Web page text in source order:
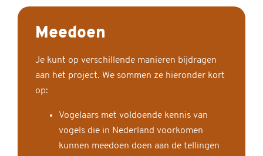
Meedoen
Je kunt op verschillende manieren bijdragen
aan het project. We sommen ze hieronder kort
op:
Vogelaars met voldoende kennis van
vogels die in Nederland voorkomen
kunnen meedoen doen aan de tellingen